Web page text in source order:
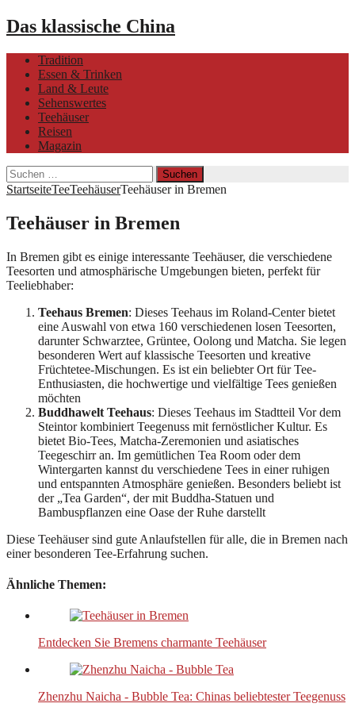
Das klassische China
Tradition
Essen & Trinken
Land & Leute
Sehenswertes
Teehäuser
Reisen
Magazin
Suchen
nach:
StartseiteTeeTeehäuserTeehäuser in Bremen
Teehäuser in Bremen
In Bremen gibt es einige interessante Teehäuser, die verschiedene
Teesorten und atmosphärische Umgebungen bieten, perfekt für
Teeliebhaber:
Teehaus Bremen: Dieses Teehaus im Roland-Center bietet
eine Auswahl von etwa 160 verschiedenen losen Teesorten,
darunter Schwarztee, Grüntee, Oolong und Matcha. Sie legen
besonderen Wert auf klassische Teesorten und kreative
Früchtetee-Mischungen. Es ist ein beliebter Ort für Tee-
Enthusiasten, die hochwertige und vielfältige Tees genießen
möchten
Buddhawelt Teehaus: Dieses Teehaus im Stadtteil Vor dem
Steintor kombiniert Teegenuss mit fernöstlicher Kultur. Es
bietet Bio-Tees, Matcha-Zeremonien und asiatisches
Teegeschirr an. Im gemütlichen Tea Room oder dem
Wintergarten kannst du verschiedene Tees in einer ruhigen
und entspannten Atmosphäre genießen. Besonders beliebt ist
der „Tea Garden“, der mit Buddha-Statuen und
Bambuspflanzen eine Oase der Ruhe darstellt
Diese Teehäuser sind gute Anlaufstellen für alle, die in Bremen nach
einer besonderen Tee-Erfahrung suchen.
Ähnliche Themen:
Entdecken Sie Bremens charmante Teehäuser
Zhenzhu Naicha - Bubble Tea: Chinas beliebtester Teegenuss